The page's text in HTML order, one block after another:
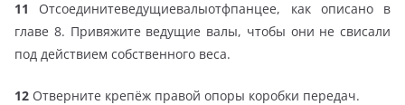
11
Отсоединитеведущиевалыотфпанцее, как описано в
главе 8. Привяжите ведущие валы, чтобы они не свисали
под действием собственного веса.
12 Отверните крепёж правой опоры коробки передач.